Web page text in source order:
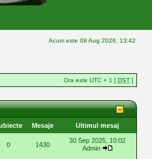
Acum este 08 Aug 2026, 13:42
Ora este UTC + 1 [ DST ]
Mesaje Ultimul mesaj
0 1430
30 Sep 2025, 10:02
Admin